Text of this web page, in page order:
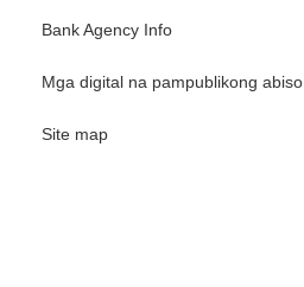
Bank Agency Info
Mga digital na pampublikong abiso
Site map